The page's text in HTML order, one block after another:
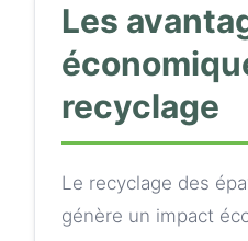
Les
recyclage
Le recyclage des
génère un impact